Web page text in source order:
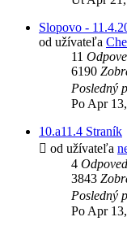
Slopovo -
od užívateľa
11
6190
Posledný
Po Apr
10.a11.4 Straník
od užívateľa
4
3843
Posledný
Po Apr